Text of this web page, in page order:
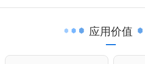
应用价值